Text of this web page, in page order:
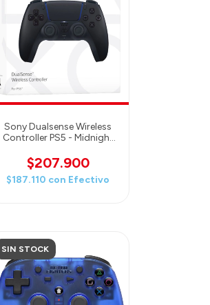
Sony Dualsense Wireless
Controller PS5 - Midnight
$207.900
$187.110 con Efectivo
SIN STOCK